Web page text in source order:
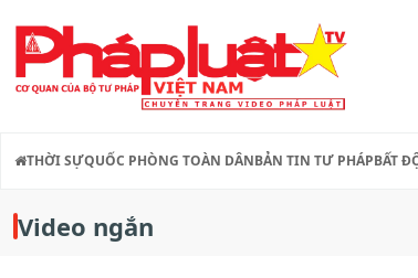
THỜI SỰQUỐC PHÒNG TOÀN DÂNBẢN TIN TƯ PHÁPBẤT
Video ngắn